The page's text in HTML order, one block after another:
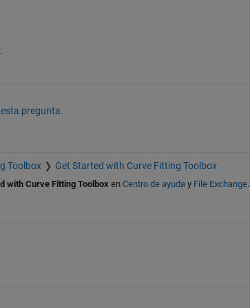
pregunta.
Toolbox Get Started with Curve Fitting Toolbox
with Curve Fitting Toolboxen Centro de ayuday File Exchange.